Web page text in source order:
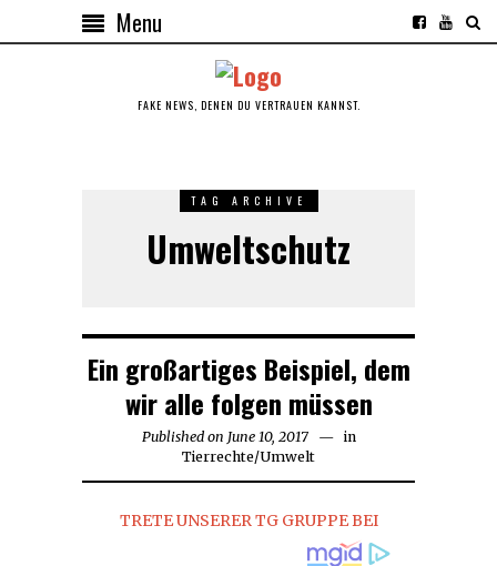
Menu
FAKE NEWS, DENEN DU VERTRAUEN KANNST.
TAG ARCHIVE
Umweltschutz
Ein großartiges Beispiel, dem
wir alle folgen müssen
Published on June 10, 2017
in
Tierrechte/Umwelt
TRETE UNSERER TG GRUPPE BEI